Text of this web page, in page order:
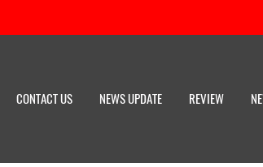
CONTACT US NEWS UPDATE REVIEW